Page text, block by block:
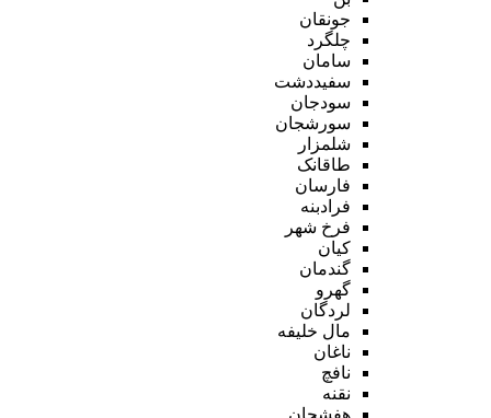
جونقان
چلگرد
سامان
سفیددشت
سودجان
سورشجان
شلمزار
طاقانک
فارسان
فرادبنه
فرخ شهر
کیان
گندمان
گهرو
لردگان
مال خلیفه
ناغان
نافچ
نقنه
هفشجان